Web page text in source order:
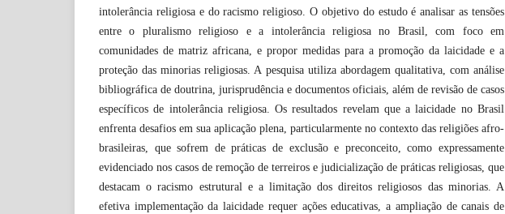
intolerância religiosa e do racismo religioso. O objetivo do estudo é analisar as tensões
entre o pluralismo religioso e a intolerância religiosa no Brasil, com foco em
comunidades de matriz africana, e propor medidas para a promoção da laicidade e a
proteção das minorias religiosas. A pesquisa utiliza abordagem qualitativa, com análise
bibliográfica de doutrina, jurisprudência e documentos oficiais, além de revisão de casos
específicos de intolerância religiosa. Os resultados revelam que a laicidade no Brasil
enfrenta desafios em sua aplicação plena, particularmente no contexto das religiões afro-
brasileiras, que sofrem de práticas de exclusão e preconceito, como expressamente
evidenciado nos casos de remoção de terreiros e judicialização de práticas religiosas, que
destacam o racismo estrutural e a limitação dos direitos religiosos das minorias. A
efetiva implementação da laicidade requer ações educativas, a ampliação de canais de